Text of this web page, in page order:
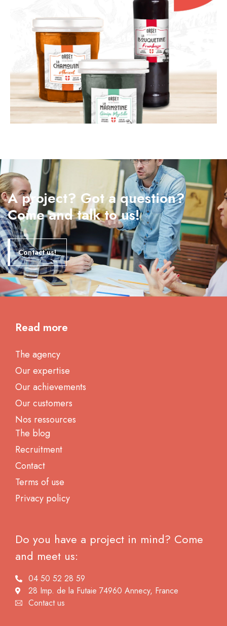
A project? Got a question?
Come and talk to us!
Contact us!
Read more
The agency
Our expertise
Our achievements
Our customers
Nos ressources
The blog
Recruitment
Contact
Terms of use
Privacy policy
Do you have a project in mind? Come
and meet us:
04 50 52 28 59
28 Imp. de la Futaie 74960 Annecy, France
Contact us